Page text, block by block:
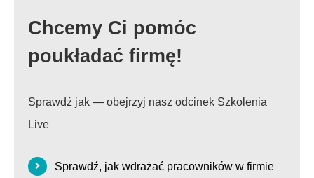
Chcemy Ci pomóc
poukładać firmę!
Sprawdź jak — obejrzyj nasz odcinek Szkolenia
Live
Sprawdź, jak wdrażać pracowników w firmie